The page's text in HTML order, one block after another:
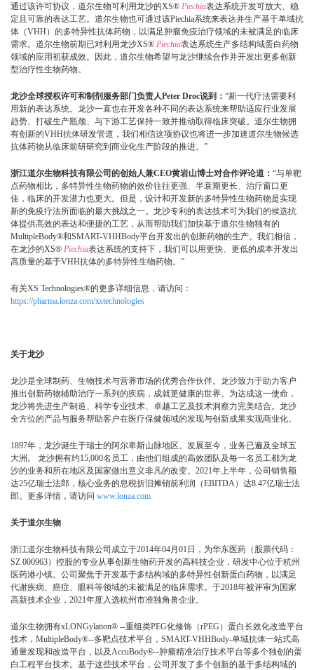
通过该许可协议，道尔生物可利用龙沙的XS® Piechia表达系统开发可放大、稳
定且可靠的表达工艺。道尔生物也可通过该Piechia系统来表达并生产基于单域抗
体（VHH）的多特异性抗体药物，以满足肿瘤免疫治疗领域的未被满足的临床
需求。道尔生物前期已对利用龙沙XS® Piechia表达系统生产多结构域蛋白药物
领域的应用初获成效。因此，道尔生物希望与龙沙继续合作并开发出更多创新
型治疗性生物药物。
龙沙全球授权许可和制剂服务部门负责人Peter Droc说到： “新一代疗法需要利
用新的表达系统。龙沙一直也在开发各种不同的表达系统来帮助适应行业发展
趋势、打破生产瓶颈、与下游工艺保持一致并推动取得临床突破。道尔生物拥
有创新的VHH抗体研发管道，我们相信这项协议也将进一步加速道尔生物候选
抗体药物从临床前研研究到商业化生产阶段的推进。”
浙江道尔生物科技有限公司的创始人兼CEO黄岩山博士对合作评论道： “与单靶
点药物相比，多特异性生物药物的效价往往更强、半衰期更长、治疗窗口更
佳，临床的开发潜力也更大。但是，设计和开发新的多特异性生物药物是实现
新的免疫疗法所面临的最大挑战之一。龙沙专利的表达技术可为我们的候选抗
体提供高效的表达和便捷的工艺，从而帮助我们加快基于道尔生物独有的
MultipleBody®和SMART-VHHBody平台开发出的创新药物的生产。我们相信，
在龙沙的XS® Piechia表达系统的支持下，我们可以用更快、更低的成本开发出
高质量的基于VHH抗体的多特异性生物药物。”
有关XS Technologies®的更多详细信息，请访问：
https://pharma.lonza.com/xstechnologies
关于龙沙
龙沙是全球制药、生物技术与营养市场的优秀合作伙伴。龙沙致力于助力客户
推出创新药物辅助治疗一系列的疾病，成就更健康的世界。为达成这一使命，
龙沙将先进生产制造、科学专业技术、卓越工艺及技术洞察力完美结合。龙沙
全方位的产品与服务帮助客户在医疗保健领域的发现与创新成果实现商业化。
1897年，龙沙诞生于瑞士的阿尔卑斯山脉地区。发展至今，业务已遍及全球五
大洲。 龙沙拥有约15,000名员工，由他们组成的高效团队及每一名员工都为龙
沙的业务和所在地区及国家做出意义非凡的改变。2021年上半年，公司销售额
达25亿瑞士法郎，核心业务的息税折旧摊销前利润（EBITDA）达8.47亿瑞士法
郎。更多详情，请访问 www.lonza.com
关于道尔生物
浙江道尔生物科技有限公司成立于2014年04月01日，为华东医药（股票代码：
SZ 000963）控股的专业从事创新生物药开发的高科技企业，研发中心位于杭州
医药港小镇。公司聚焦于开发基于多结构域的多特异性创新蛋白药物，以满足
代谢疾病、癌症、眼科等领域的未被满足的临床需求。于2018年被评审为国家
高新技术企业，2021年度入选杭州市准独角兽企业。
道尔生物拥有xLONGylation® --重组类PEG化修饰（rPEG）蛋白长效化改造平台
技术，MultipleBody®--多靶点技术平台，SMART-VHHBody-单域抗体一站式高
通量发现和改造平台，以及AccuBody®--肿瘤精准治疗技术平台等多个独创的蛋
白工程平台技术。基于这些技术平台，公司开发了多个创新的基于多结构域的